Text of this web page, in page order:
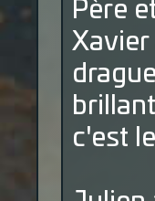
Père
Xavier
c'est